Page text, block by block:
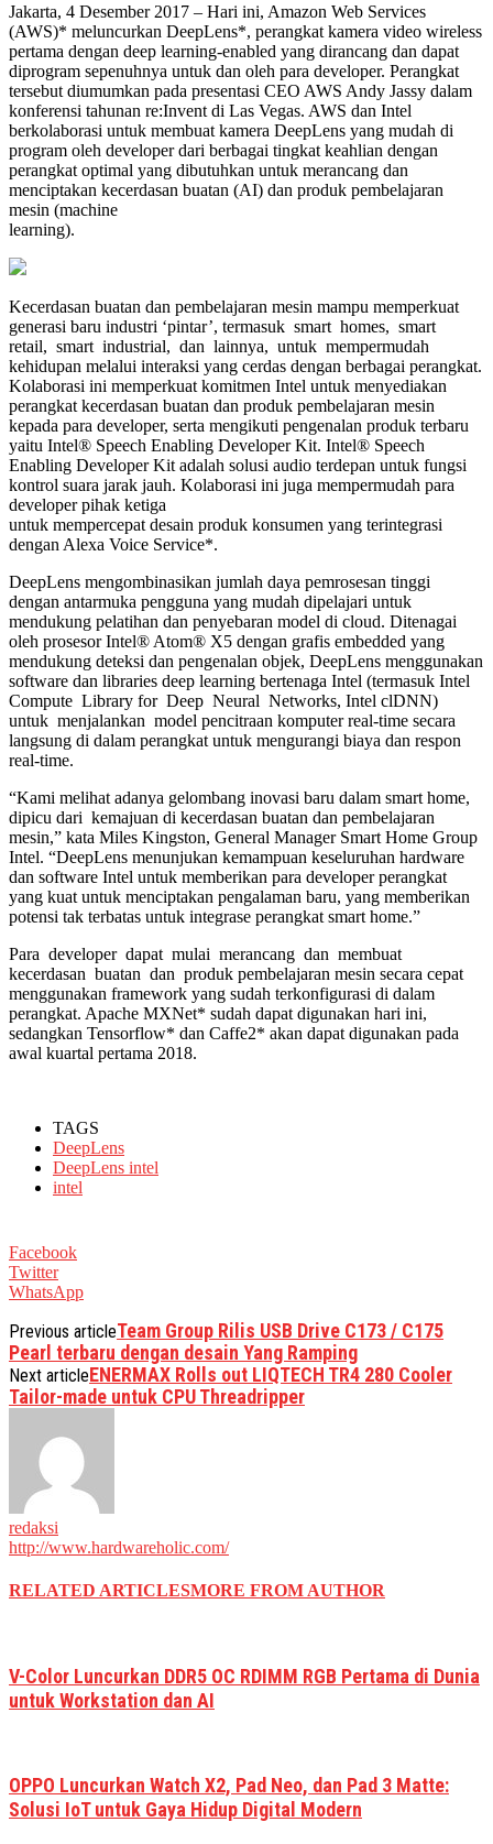
Jakarta, 4 Desember 2017 – Hari ini, Amazon Web Services
(AWS)* meluncurkan DeepLens*, perangkat kamera video wireless
pertama dengan deep learning-enabled yang dirancang dan dapat
diprogram sepenuhnya untuk dan oleh para developer. Perangkat
tersebut diumumkan pada presentasi CEO AWS Andy Jassy dalam
konferensi tahunan re:Invent di Las Vegas. AWS dan Intel
berkolaborasi untuk membuat kamera DeepLens yang mudah di
program oleh developer dari berbagai tingkat keahlian dengan
perangkat optimal yang dibutuhkan untuk merancang dan
menciptakan kecerdasan buatan (AI) dan produk pembelajaran
mesin (machine
learning).
Kecerdasan buatan dan pembelajaran mesin mampu memperkuat
generasi baru industri ‘pintar’, termasuk smart homes, smart
retail, smart industrial, dan lainnya, untuk mempermudah
kehidupan melalui interaksi yang cerdas dengan berbagai perangkat.
Kolaborasi ini memperkuat komitmen Intel untuk menyediakan
perangkat kecerdasan buatan dan produk pembelajaran mesin
kepada para developer, serta mengikuti pengenalan produk terbaru
yaitu Intel® Speech Enabling Developer Kit. Intel® Speech
Enabling Developer Kit adalah solusi audio terdepan untuk fungsi
kontrol suara jarak jauh. Kolaborasi ini juga mempermudah para
developer pihak ketiga
untuk mempercepat desain produk konsumen yang terintegrasi
dengan Alexa Voice Service*.
DeepLens mengombinasikan jumlah daya pemrosesan tinggi
dengan antarmuka pengguna yang mudah dipelajari untuk
mendukung pelatihan dan penyebaran model di cloud. Ditenagai
oleh prosesor Intel® Atom® X5 dengan grafis embedded yang
mendukung deteksi dan pengenalan objek, DeepLens menggunakan
software dan libraries deep learning bertenaga Intel (termasuk Intel
Compute Library for Deep Neural Networks, Intel clDNN)
untuk menjalankan model pencitraan komputer real-time secara
langsung di dalam perangkat untuk mengurangi biaya dan respon
real-time.
“Kami melihat adanya gelombang inovasi baru dalam smart home,
dipicu dari kemajuan di kecerdasan buatan dan pembelajaran
mesin,” kata Miles Kingston, General Manager Smart Home Group
Intel. “DeepLens menunjukan kemampuan keseluruhan hardware
dan software Intel untuk memberikan para developer perangkat
yang kuat untuk menciptakan pengalaman baru, yang memberikan
potensi tak terbatas untuk integrase perangkat smart home.”
Para developer dapat mulai merancang dan membuat
kecerdasan buatan dan produk pembelajaran mesin secara cepat
menggunakan framework yang sudah terkonfigurasi di dalam
perangkat. Apache MXNet* sudah dapat digunakan hari ini,
sedangkan Tensorflow* dan Caffe2* akan dapat digunakan pada
awal kuartal pertama 2018.
TAGS
DeepLens
DeepLens intel
intel
Facebook
Twitter
WhatsApp
Previous articleTeam Group Rilis USB Drive C173 / C175
Pearl terbaru dengan desain Yang Ramping
Next articleENERMAX Rolls out LIQTECH TR4 280 Cooler
Tailor-made untuk CPU Threadripper
redaksi
http://www.hardwareholic.com/
RELATED ARTICLESMORE FROM AUTHOR
V-Color Luncurkan DDR5 OC RDIMM RGB Pertama di Dunia
untuk Workstation dan AI
OPPO Luncurkan Watch X2, Pad Neo, dan Pad 3 Matte:
Solusi IoT untuk Gaya Hidup Digital Modern